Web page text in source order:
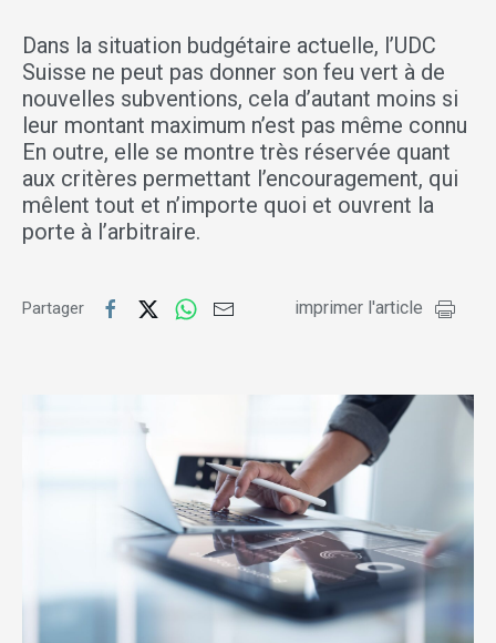
Dans la situation budgétaire actuelle, l’UDC
Suisse ne peut pas donner son feu vert à de
nouvelles subventions, cela d’autant moins si
leur montant maximum n’est pas même connu
En outre, elle se montre très réservée quant
aux critères permettant l’encouragement, qui
mêlent tout et n’importe quoi et ouvrent la
porte à l’arbitraire.
Partager imprimer l'article